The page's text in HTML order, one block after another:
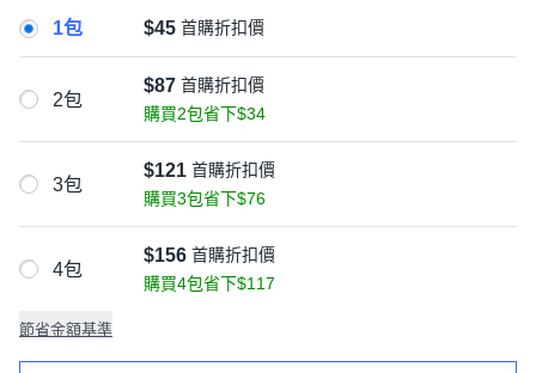
1包 $45 首購折扣價
2包
$87 首購折扣價
購買2包省下$34
3包
$121 首購折扣價
購買3包省下$76
4包
$156 首購折扣價
購買4包省下$117
節省金額基準